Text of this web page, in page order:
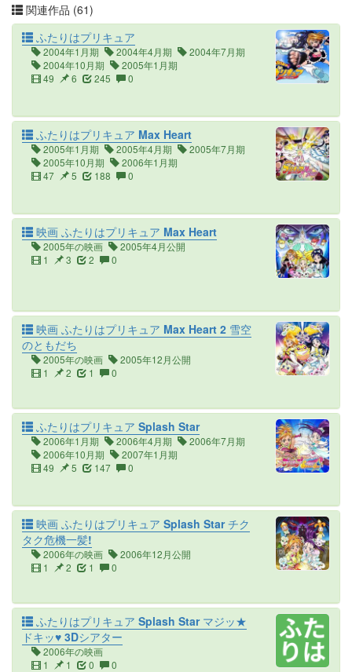
関連作品 (61)
ふたりはプリキュア
2004年1月期 2004年4月期
2004年7月期
2004年10月期
2005年1月期
49
6 245 0
ふたりはプリキュア Max Heart
2005年1月期 2005年4月期
2005年7月期
2005年10月期
2006年1月期
47
5 188 0
映画 ふたりはプリキュア Max Heart
2005年の映画
2005年4月公開
1
3 2 0
映画 ふたりはプリキュア Max Heart 2 雪空
のともだち
2005年の映画
2005年12月公開
1
2 1 0
ふたりはプリキュア Splash Star
2006年1月期 2006年4月期
2006年7月期
2006年10月期
2007年1月期
49
5 147 0
映画 ふたりはプリキュア Splash Star チク
タク危機一髪!
2006年の映画
2006年12月公開
1
2 1 0
ふたりはプリキュア Splash Star マジッ★
ドキッ♥ 3Dシアター
2006年の映画
1
1 0 0